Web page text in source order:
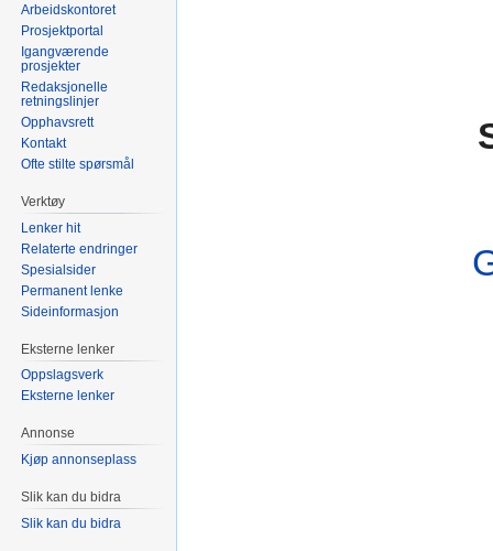
Arbeidskontoret
Prosjektportal
Igangværende
prosjekter
Redaksjonelle
retningslinjer
Opphavsrett
Kontakt
Ofte stilte spørsmål
Verktøy
Lenker hit
Relaterte endringer
Spesialsider
Permanent lenke
Sideinformasjon
Eksterne lenker
Oppslagsverk
Eksterne lenker
Annonse
Kjøp annonseplass
Slik kan du bidra
Slik kan du bidra